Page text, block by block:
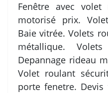
Fenêtre avec
motorisé prix.
Baie vitrée. Volets
métallique.
Depannage rideau
Volet roulant
porte fenetre.